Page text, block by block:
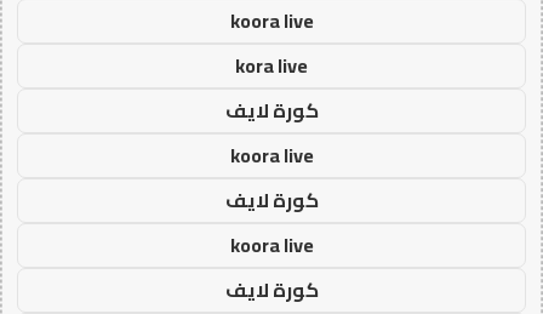
koora live
kora live
كورة لايف
koora live
كورة لايف
koora live
كورة لايف